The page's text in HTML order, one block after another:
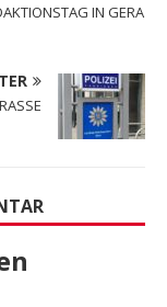
IN GERA